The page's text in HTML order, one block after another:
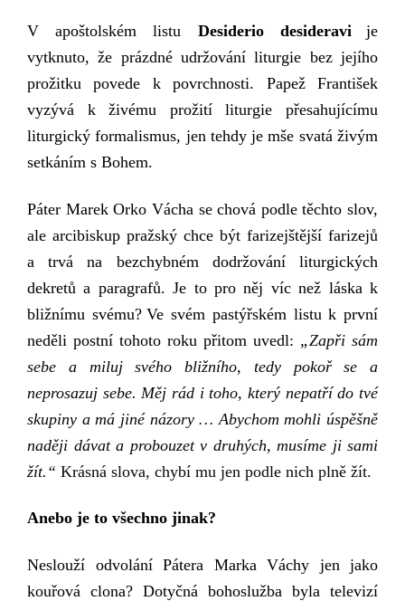
Vapoštolském listu Desiderio desideravi
je
vytknuto,že prázdné udržováníliturgie bezjejího
prožitkupovede k povrchnosti. PapežFrantišek
vyzývá kživému prožitíliturgiepřesahujícímu
liturgickýformalismus, jen tehdy je mše svatáživým
setkáním s Bohem.
Páter Marek Orko Vácha se chová podle těchto slov,
ale arcibiskup pražský chce být farizejštější farizejů
a trvá na bezchybném dodržováníliturgických
dekretůa paragrafů. Je to pro něj víc než láska k
bližnímu svému? Ve svém pastýřském listu k první
neděli postní tohoto roku přitom uvedl: „Zapři sám
sebe a miluj svého bližního, tedy pokoř se a
neprosazuj sebe. Měj rád i toho, který nepatří do tvé
skupiny a má jiné názory… Abychom mohli úspěšně
naději dávat a probouzet v druhých, musíme ji sami
žít. “ Krásná slova, chybí mu jen podle nich plně žít.
Anebo je to všechno jinak?
Neslouží odvolání Pátera Marka Váchy jen jako
kouřová clona? Dotyčná bohoslužba byla televizí